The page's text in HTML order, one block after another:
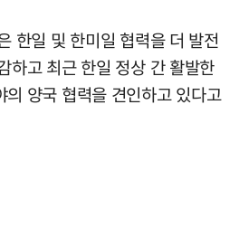
한일 및 한미일 협력을 더 발전
하고 최근 한일 정상 간 활발한
의 양국 협력을 견인하고 있다고